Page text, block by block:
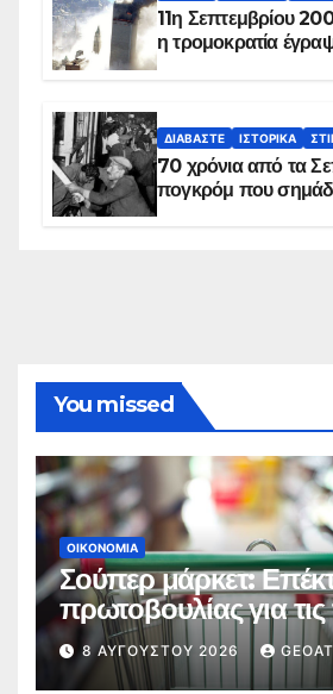
11η Σεπτεμβρίου
η τρομοκρατία
ΔΙΑΒΆΣΤΕ ΙΣΤΟΡΙΚΆ
70 χρόνια από τα
πογκρόμ που
You missed
ΟΙΚΟΝΟΜΊΑ
Σούπερ μάρκετ:
πρωτοβουλίας για τις
8 ΑΥΓΟΎΣΤΟΥ 2026